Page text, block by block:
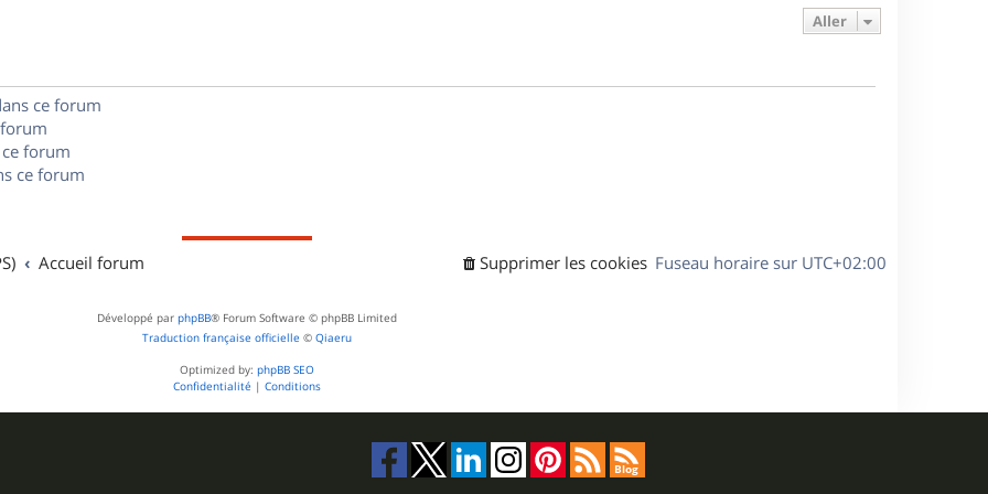
g
s
Aller
ce forum
forum
ce forum
Accueil forum Fuseau horaire sur UTC+02:00
Supprimer les cookies
Développé par phpBB® Forum Software © phpBB Limited
Traduction française officielle © Qiaeru
Optimized by: phpBB SEO
Confidentialité | Conditions